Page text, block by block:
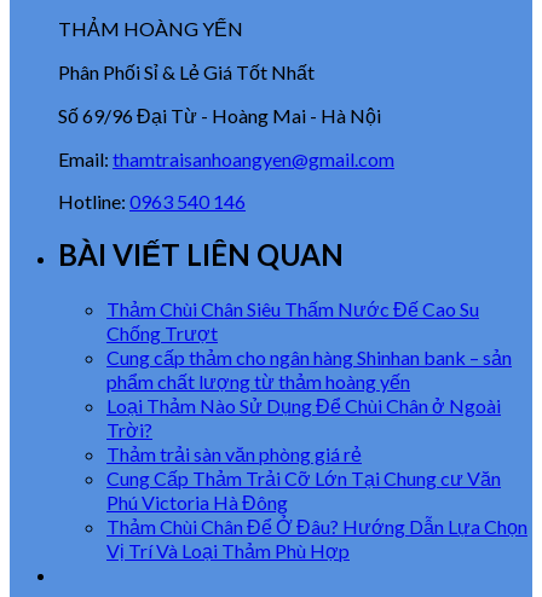
THẢM HOÀNG YẾN
Phân Phối Sỉ & Lẻ Giá Tốt Nhất
Số 69/96 Đại Từ - Hoàng Mai - Hà Nội
Email: thamtraisanhoangyen@gmail.com
Hotline: 0963 540 146
BÀI VIẾT LIÊN QUAN
Thảm Chùi Chân Siêu Thấm Nước Đế Cao Su
Chống Trượt
Cung cấp thảm cho ngân hàng Shinhan bank – sản
phẩm chất lượng từ thảm hoàng yến
Loại Thảm Nào Sử Dụng Để Chùi Chân ở Ngoài
Trời?
Thảm trải sàn văn phòng giá rẻ
Cung Cấp Thảm Trải Cỡ Lớn Tại Chung cư Văn
Phú Victoria Hà Đông
Thảm Chùi Chân Để Ở Đâu? Hướng Dẫn Lựa Chọn
Vị Trí Và Loại Thảm Phù Hợp